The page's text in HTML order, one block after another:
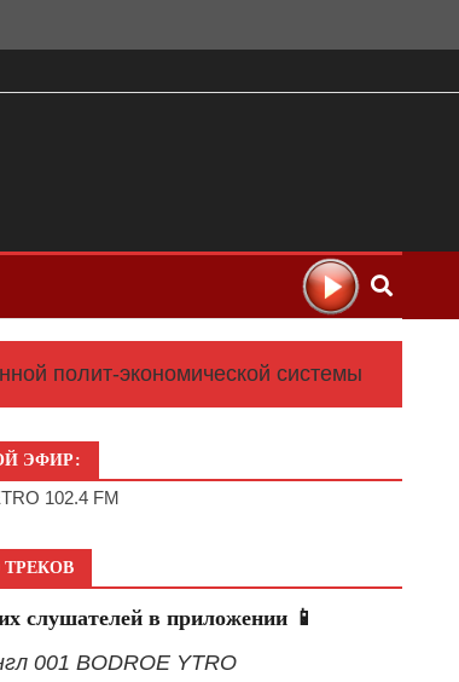
полит-экономической системы
ЭФИР:
102.4 FM
ТРЕКОВ
слушателей в приложении 📱
001 BODROE YTRO